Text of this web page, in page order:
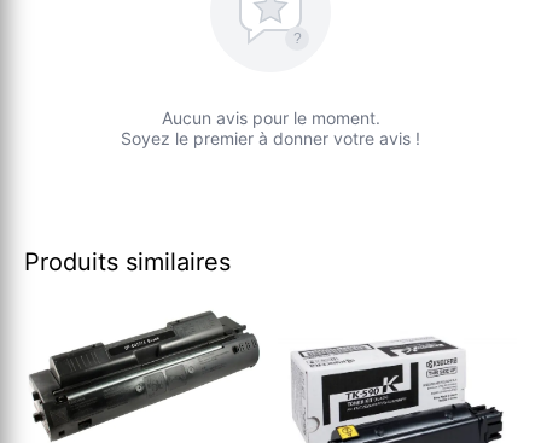
?
Aucun avis pour le moment.
Soyez le premier à donner votre avis !
Produits similaires